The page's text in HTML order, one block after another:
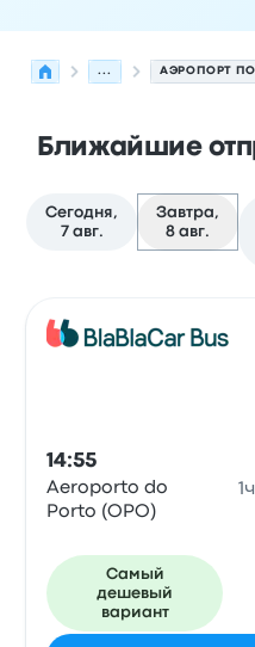
... АЭРОПОРТ
Ближайшие
Сегодня,
7 авг.
Завтра,
8 авг.
14:55
Aeroporto do
Porto (OPO)
Самый
дешевый
вариант